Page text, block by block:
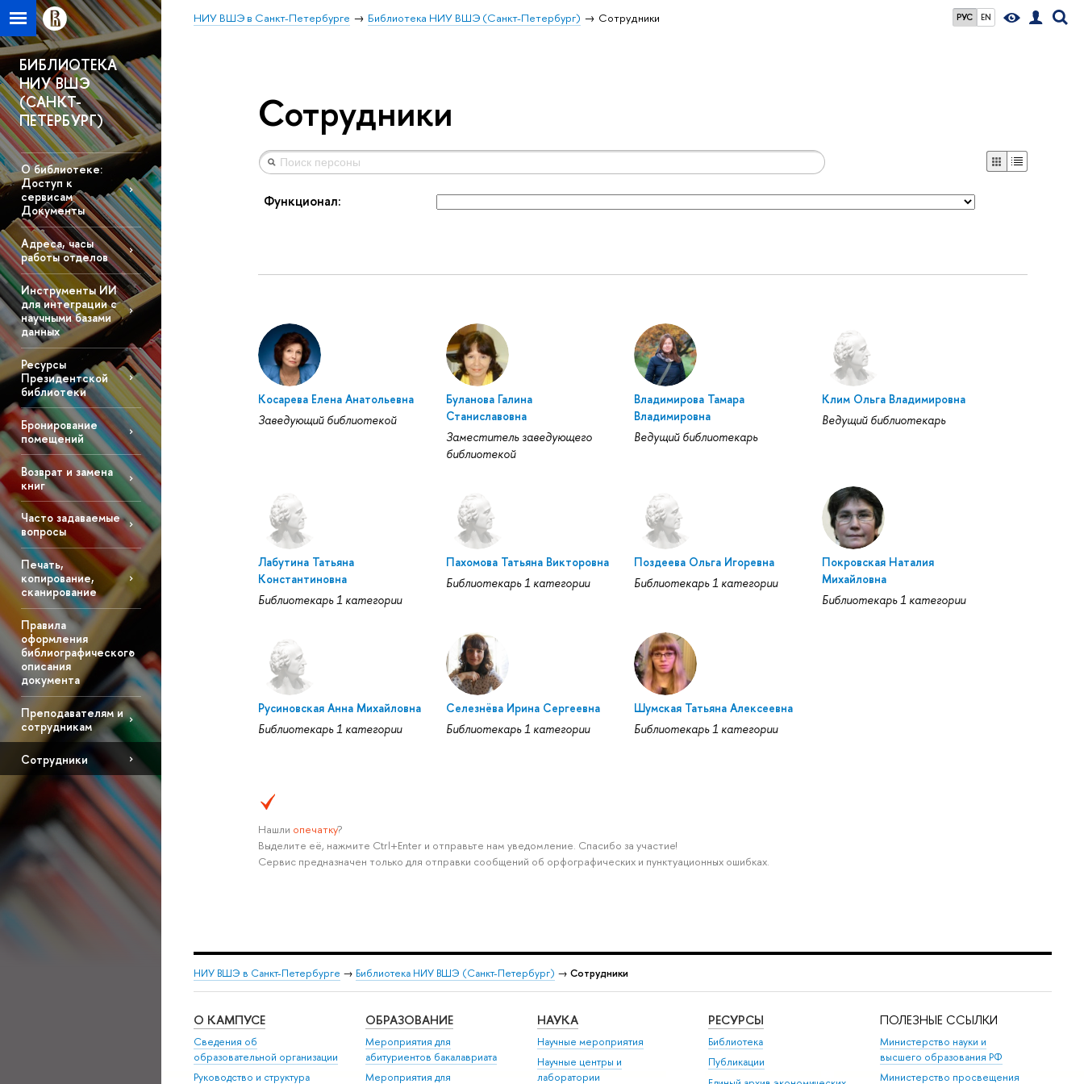
РУС EN
НИУ ВШЭ в Санкт-Петербурге Библиотека НИУ ВШЭ (Санкт-Петербург) Сотрудники
БИБЛИОТЕКА
НИУ ВШЭ
(САНКТ-
ПЕТЕРБУРГ)
О библиотеке:
Доступ к
сервисам
Документы
Адреса, часы
работы отделов
Инструменты ИИ
для интеграции с
научными базами
данных
Ресурсы
Президентской
библиотеки
Бронирование
помещений
Возврат и замена
книг
Часто задаваемые
вопросы
Печать,
копирование,
сканирование
Правила
оформления
библиографического
описания
документа
Преподавателям и
сотрудникам
Сотрудники
Сотрудники
Функционал:
Косарева Елена Анатольевна
Заведующий библиотекой
Буланова Галина
Станиславовна
Заместитель заведующего
библиотекой
Владимирова Тамара
Владимировна
Ведущий библиотекарь
Клим Ольга Владимировна
Ведущий библиотекарь
Лабутина Татьяна
Константиновна
Библиотекарь 1 категории
Пахомова Татьяна Викторовна
Библиотекарь 1 категории
Поздеева Ольга Игоревна
Библиотекарь 1 категории
Покровская Наталия
Михайловна
Библиотекарь 1 категории
Русиновская Анна Михайловна
Библиотекарь 1 категории
Селезнёва Ирина Сергеевна
Библиотекарь 1 категории
Шумская Татьяна Алексеевна
Библиотекарь 1 категории
Нашли опечатку?
Выделите её, нажмите Ctrl+Enter и отправьте нам уведомление. Спасибо за участие!
Сервис предназначен только для отправки сообщений об орфографических и пунктуационных ошибках.
НИУ ВШЭ в Санкт-Петербурге → Библиотека НИУ ВШЭ (Санкт-Петербург) → Сотрудники
О КАМПУСЕ
Сведения об
образовательной организации
Руководство и структура
ОБРАЗОВАНИЕ
Мероприятия для
абитуриентов бакалавриата
Мероприятия для
НАУКА
Научные мероприятия
Научные центры и
лаборатории
РЕСУРСЫ
Библиотека
Публикации
ПОЛЕЗНЫЕ ССЫЛКИ
Министерство науки и
высшего образования РФ
Министерство просвещения